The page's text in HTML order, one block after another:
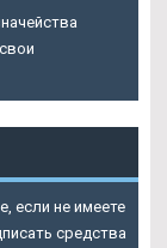
если не имеете
средства